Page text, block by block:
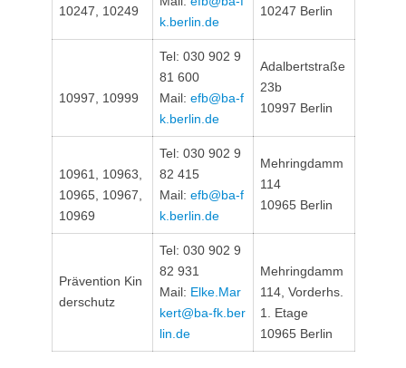
10247, 10249
k.berlin.de
10247 Berlin
10997, 10999
Tel: 030 902 9
81 600
Mail: efb@ba-f
k.berlin.de
Adalbertstraße
23b
10997 Berlin
10961, 10963,
10965, 10967,
10969
Tel: 030 902 9
82 415
Mail: efb@ba-f
k.berlin.de
Mehringdamm
114
10965 Berlin
Prävention Kin
derschutz
Tel: 030 902 9
82 931
Mail: Elke.Mar
kert@ba-fk.ber
lin.de
Mehringdamm
114, Vorderhs.
1. Etage
10965 Berlin